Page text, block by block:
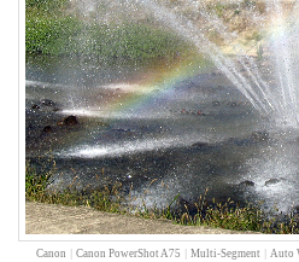
Canon Canon PowerShot A75 Multi-Segment Auto
3
2009
년
9
월
3
2009
년
10
월
1